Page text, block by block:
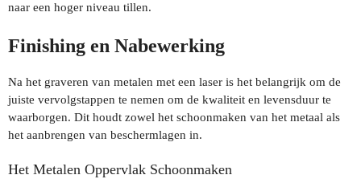
naar een hoger niveau tillen.
Finishing en Nabewerking
Na het graveren van metalen met een laser is het belangrijk om de
juiste vervolgstappen te nemen om de kwaliteit en levensduur te
waarborgen. Dit houdt zowel het schoonmaken van het metaal als
het aanbrengen van beschermlagen in.
Het Metalen Oppervlak Schoonmaken